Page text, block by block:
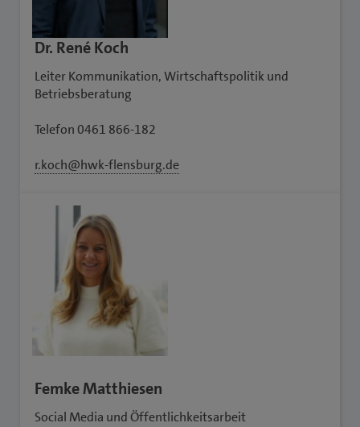
Dr. René Koch
Leiter Kommunikation, Wirtschaftspolitik und
Betriebsberatung
Telefon 0461 866-182
r.koch@hwk-flensburg.de
Femke Matthiesen
Social Media und Öffentlichkeitsarbeit